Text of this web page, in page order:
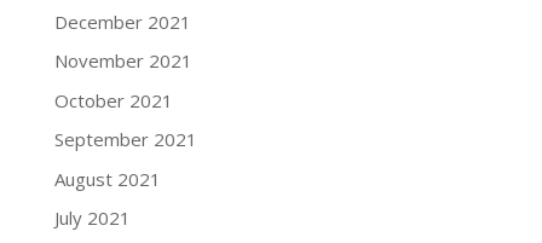
December 2021
November 2021
October 2021
September 2021
August 2021
July 2021